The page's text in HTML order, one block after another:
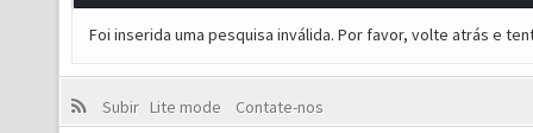
Foi inserida uma pesquisa inválida. Por favor, volte atrás e
Subir Lite mode
Contate-nos